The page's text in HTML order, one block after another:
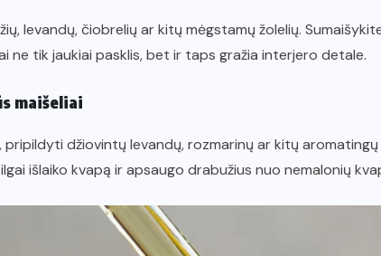
levandų, čiobrelių ar kitų mėgstamų žolelių.
ne tik jaukiai pasklis, bet ir taps gražia interjero detale.
maišeliai
pripildyti džiovintų levandų, rozmarinų ar kitų
išlaiko kvapą ir apsaugo drabužius nuo nemalonių